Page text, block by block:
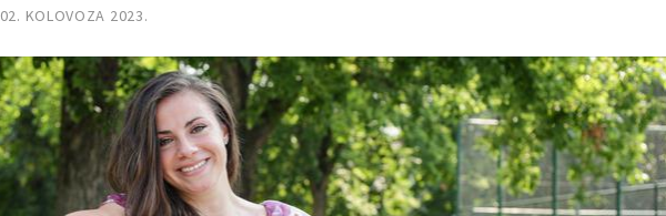
02. KOLOVOZA 2023.